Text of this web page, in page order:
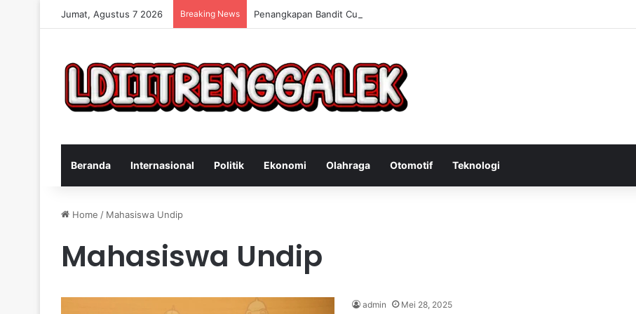
Jumat, Agustus 7 2026 Breaking News Penangkapan Bandit Curanmor: Tindakan Tegas Atas Kejahatan Sepeda Motor
Beranda Internasional Politik Ekonomi Olahraga Otomotif Teknologi
Home / Mahasiswa Undip
Mahasiswa Undip
admin Mei 28, 2025